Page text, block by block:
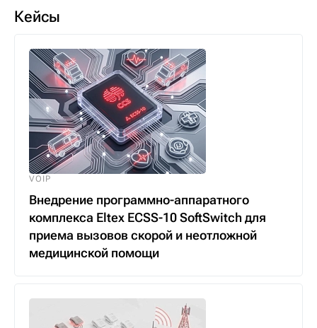
Кейсы
VOIP
Внедрение программно-аппаратного
комплекса Eltex ECSS-10 SoftSwitch для
приема вызовов скорой и неотложной
медицинской помощи